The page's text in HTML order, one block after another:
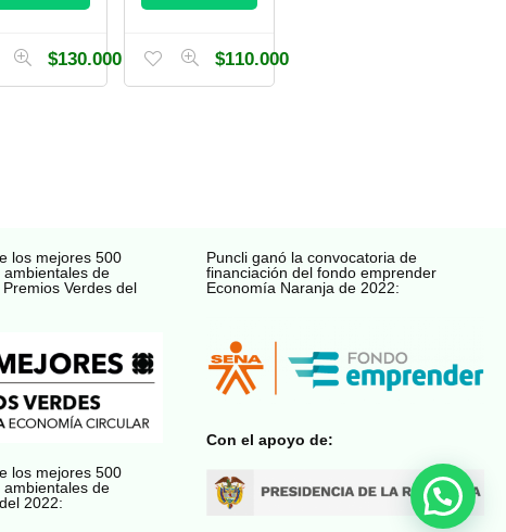
$130.000 $110.000
los mejores 500
de
Verdes del
los mejores 500
de
2022:
Puncli ganó la convocatoria de
financiación del fondo emprender
Economía Naranja de 2022:
Con el apoyo de: